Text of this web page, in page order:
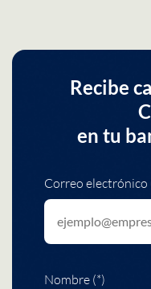
Recibe
en tu
Correo electrónico
Nombre (*)